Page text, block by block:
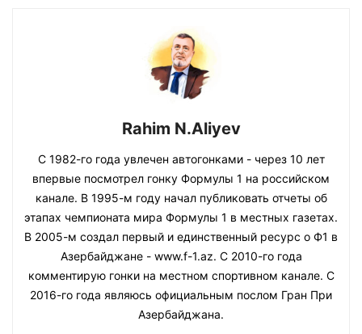
Rahim N.Aliyev
С 1982-го года увлечен автогонками - через 10 лет
впервые посмотрел гонку Формулы 1 на российском
канале. В 1995-м году начал публиковать отчеты об
этапах чемпионата мира Формулы 1 в местных газетах.
В 2005-м создал первый и единственный ресурс о Ф1 в
Азербайджане - www.f-1.az. С 2010-го года
комментирую гонки на местном спортивном канале. С
2016-го года являюсь официальным послом Гран При
Азербайджана.